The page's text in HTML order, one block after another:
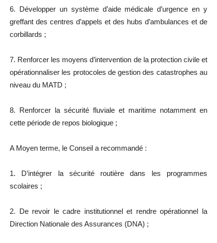
6. Développer un système d’aide médicale d’urgence en y
greffant des centres d’appels et des hubs d’ambulances et de
corbillards ;
7. Renforcer les moyens d’intervention de la protection civile et
opérationnaliser les protocoles de gestion des catastrophes au
niveau du MATD ;
8. Renforcer la sécurité fluviale et maritime notamment en
cette période de repos biologique ;
A Moyen terme, le Conseil a recommandé :
1. D’intégrer la sécurité routière dans les programmes
scolaires ;
2. De revoir le cadre institutionnel et rendre opérationnel la
Direction Nationale des Assurances (DNA) ;